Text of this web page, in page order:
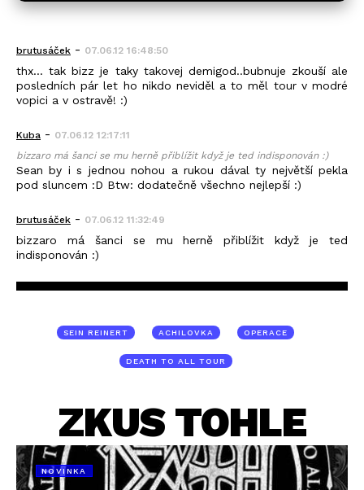
brutusáček - 07.06.12 16:48:50
thx... tak bizz je taky takovej demigod..bubnuje zkouší ale
posledních pár let ho nikdo neviděl a to měl tour v modré
vopici a v ostravě! :)
Kuba - 07.06.12 12:17:11
bizzaro má šanci se mu herně přiblížit když je ted indisponován :)
Sean by i s jednou nohou a rukou dával ty největší pekla
pod sluncem :D Btw: dodatečně všechno nejlepší :)
brutusáček - 07.06.12 11:32:49
bizzaro má šanci se mu herně přiblížit když je ted
indisponován :)
SEIN REINERT ACHILOVKA OPERACE
DEATH TO ALL TOUR
ZKUS TOHLE
NOVINKA